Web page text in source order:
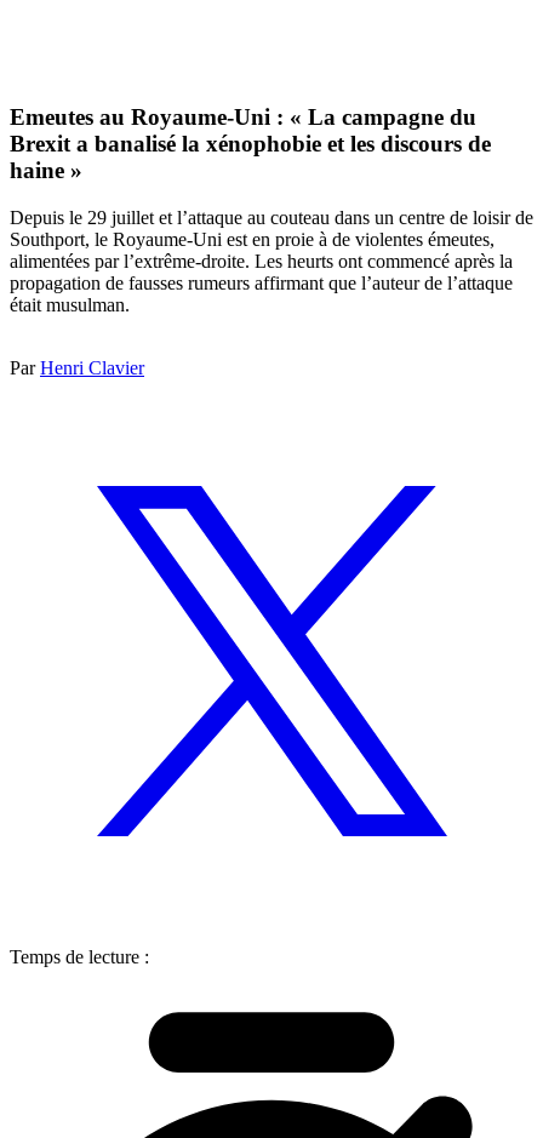
Emeutes au Royaume-Uni : « La campagne du
Brexit a banalisé la xénophobie et les discours de
haine »
Depuis le 29 juillet et l’attaque au couteau dans un centre de loisir de
Southport, le Royaume-Uni est en proie à de violentes émeutes,
alimentées par l’extrême-droite. Les heurts ont commencé après la
propagation de fausses rumeurs affirmant que l’auteur de l’attaque
était musulman.
ParHenri Clavier
Temps de lecture :